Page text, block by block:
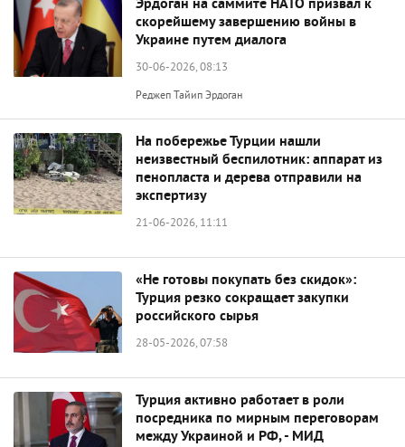
Эрдоган на саммите НАТО призвал к
скорейшему завершению войны в
Украине путем диалога
30-06-2026, 08:13
Реджеп Тайип Эрдоган
На побережье Турции нашли
неизвестный беспилотник: аппарат из
пенопласта и дерева отправили на
экспертизу
21-06-2026, 11:11
«Не готовы покупать без скидок»:
Турция резко сокращает закупки
российского сырья
28-05-2026, 07:58
Турция активно работает в роли
посредника по мирным переговорам
между Украиной и РФ, - МИД